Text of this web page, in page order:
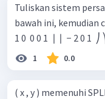
Tuliskan sistem
bawah ini, kemudian carilah
1 0 ​ 0 0 1 ​ ∣ ∣ ​ − 2 0 1 ​ ⎠
1 0.0
( x , y ) memenuhi